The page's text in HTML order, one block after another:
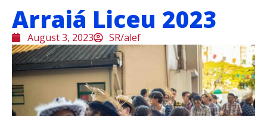
Arraiá Liceu 2023
August 3, 2023 SR/alef